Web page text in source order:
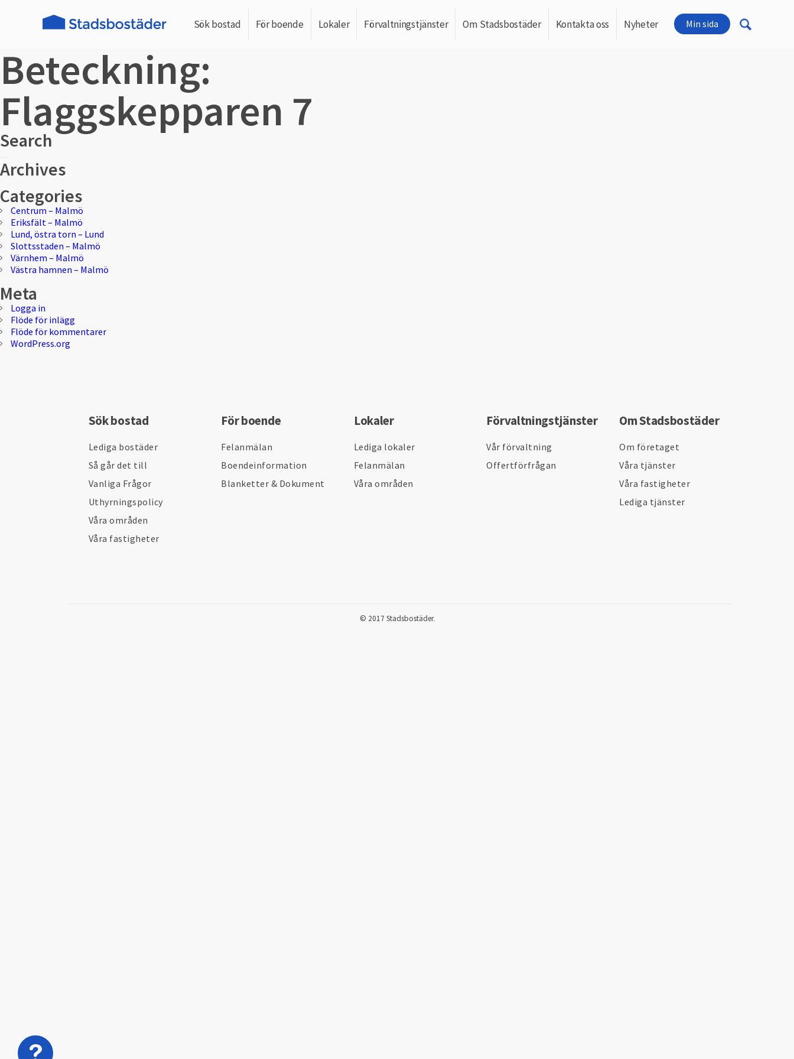
Sök bostad För boende Lokaler Förvaltningstjänster Om Stadsbostäder Kontakta oss Nyheter Min sida
Beteckning:
Flaggskepparen 7
Search
efter:
Sök
Archives
Categories
Centrum – Malmö
Eriksfält – Malmö
Lund, östra torn – Lund
Slottsstaden – Malmö
Värnhem – Malmö
Västra hamnen – Malmö
Meta
Logga in
Flöde för inlägg
Flöde för kommentarer
WordPress.org
Sök bostad
Lediga bostäder
Så går det till
Vanliga Frågor
Uthyrningspolicy
Våra områden
Våra fastigheter
För boende
Felanmälan
Boendeinformation
Blanketter & Dokument
Lokaler
Lediga lokaler
Felanmälan
Våra områden
Förvaltningstjänster
Vår förvaltning
Offertförfrågan
Om Stadsbostäder
Om företaget
Våra tjänster
Våra fastigheter
Lediga tjänster
© 2017 Stadsbostäder.